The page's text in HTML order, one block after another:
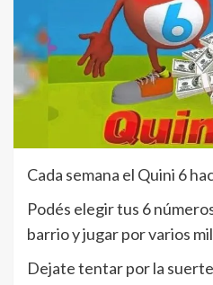
Cada semana el Quini 6
Podés elegir tus 6
barrio y jugar por varios
Dejate tentar por la